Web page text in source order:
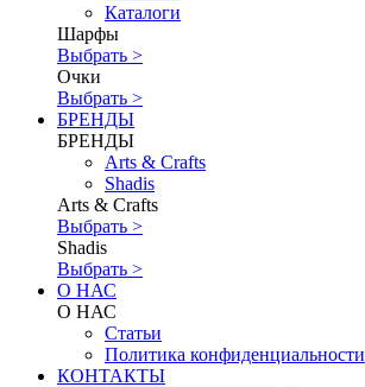
Каталоги
Шарфы
Выбрать >
Очки
Выбрать >
БРЕНДЫ
БРЕНДЫ
Аrts & Сrafts
Shadis
Аrts & Сrafts
Выбрать >
Shadis
Выбрать >
О НАС
О НАС
Статьи
Политика конфиденциальности
КОНТАКТЫ